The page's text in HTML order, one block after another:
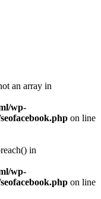
an array in
wp-
on line
in
wp-
on line